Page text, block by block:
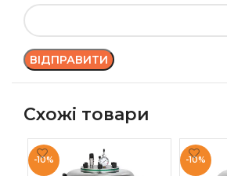
Схожі товари
-10% -10%